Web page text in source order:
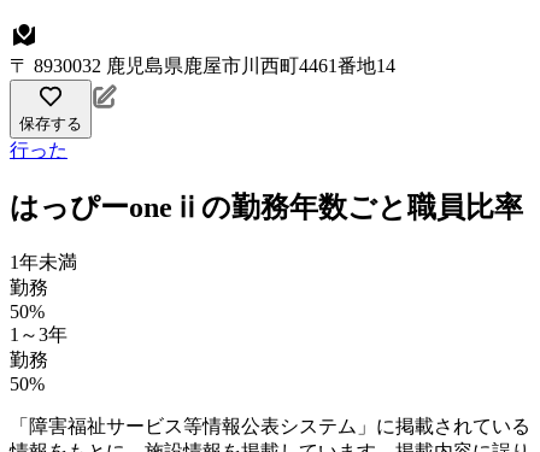
〒 8930032 鹿児島県鹿屋市川西町4461番地14
保存する
行った
はっぴーoneⅱの勤務年数ごと職員比率
1年未満
勤務
50%
1～3年
勤務
50%
「障害福祉サービス等情報公表システム」に掲載されている